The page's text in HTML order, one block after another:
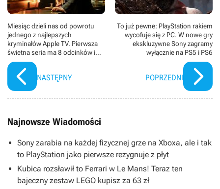
Miesiąc dzieli nas od powrotu
jednego z najlepszych
kryminałów Apple TV. Pierwsza
świetna seria ma 8 odcinków i
81% na Rotten Tomatoes, a
wciąż słyszało o niej zbyt mało
widzów
NASTĘPNY
To już pewne: PlayStation rakiem
wycofuje się z PC. W nowe gry
ekskluzywne Sony zagramy
wyłącznie na PS5 i PS6
POPRZEDNI
Najnowsze Wiadomości
Sony zarabia na każdej fizycznej grze na Xboxa, ale i tak
to PlayStation jako pierwsze rezygnuje z płyt
Kubica rozsławił to Ferrari w Le Mans! Teraz ten
bajeczny zestaw LEGO kupisz za 63 zł